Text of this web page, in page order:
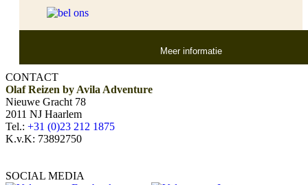
Meer informatie
CONTACT
Olaf Reizen by Avila Adventure
Nieuwe Gracht 78
2011 NJ Haarlem
Tel.: +31 (0)23 212 1875
K.v.K: 73892750
SOCIAL MEDIA